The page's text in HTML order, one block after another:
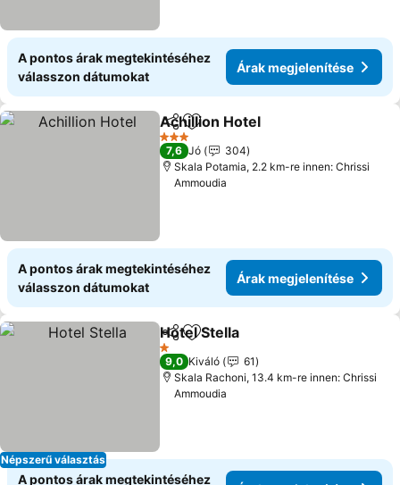
A pontos árak megtekintéséhez
válasszon dátumokat
Árak megjelenítése
Megosztás
Hozzáadás a kedvencekhez
Achillion Hotel
3 Kategória
7,6 Jó
304
Skala Potamia, 2.2 km-re innen: Chrissi
Ammoudia
A pontos árak megtekintéséhez
válasszon dátumokat
Árak megjelenítése
Népszerű választás
Megosztás
Hozzáadás a kedvencekhez
Hotel Stella
1 Kategória
9,0 Kiváló
61
Skala Rachoni, 13.4 km-re innen: Chrissi
Ammoudia
A pontos árak megtekintéséhez